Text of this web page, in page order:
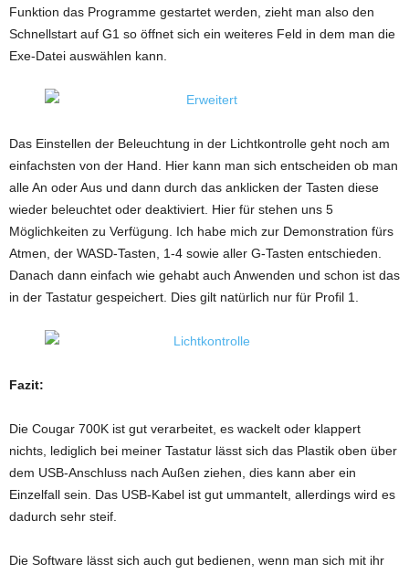
Funktion das Programme gestartet werden, zieht man also den
Schnellstart auf G1 so öffnet sich ein weiteres Feld in dem man die
Exe-Datei auswählen kann.
Das Einstellen der Beleuchtung in der Lichtkontrolle geht noch am
einfachsten von der Hand. Hier kann man sich entscheiden ob man
alle An oder Aus und dann durch das anklicken der Tasten diese
wieder beleuchtet oder deaktiviert. Hier für stehen uns 5
Möglichkeiten zu Verfügung. Ich habe mich zur Demonstration fürs
Atmen, der WASD-Tasten, 1-4 sowie aller G-Tasten entschieden.
Danach dann einfach wie gehabt auch Anwenden und schon ist das
in der Tastatur gespeichert. Dies gilt natürlich nur für Profil 1.
Fazit:
Die Cougar 700K ist gut verarbeitet, es wackelt oder klappert
nichts, lediglich bei meiner Tastatur lässt sich das Plastik oben über
dem USB-Anschluss nach Außen ziehen, dies kann aber ein
Einzelfall sein. Das USB-Kabel ist gut ummantelt, allerdings wird es
dadurch sehr steif.
Die Software lässt sich auch gut bedienen, wenn man sich mit ihr